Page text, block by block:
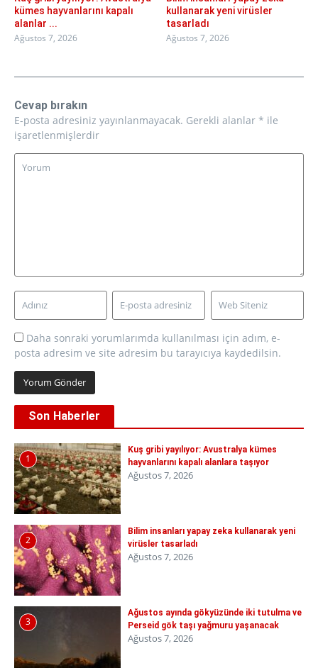
kümes hayvanlarını kapalı
alanlar ...
Ağustos 7, 2026
kullanarak yeni virüsler
tasarladı
Ağustos 7, 2026
Cevap bırakın
E-posta adresiniz yayınlanmayacak. Gerekli alanlar * ile
işaretlenmişlerdir
Daha sonraki yorumlarımda kullanılması için adım, e-
posta adresim ve site adresim bu tarayıcıya kaydedilsin.
Son Haberler
1
Kuş gribi yayılıyor: Avustralya kümes
hayvanlarını kapalı alanlara taşıyor
Ağustos 7, 2026
2
Bilim insanları yapay zeka kullanarak yeni
virüsler tasarladı
Ağustos 7, 2026
3
Ağustos ayında gökyüzünde iki tutulma ve
Perseid gök taşı yağmuru yaşanacak
Ağustos 7, 2026